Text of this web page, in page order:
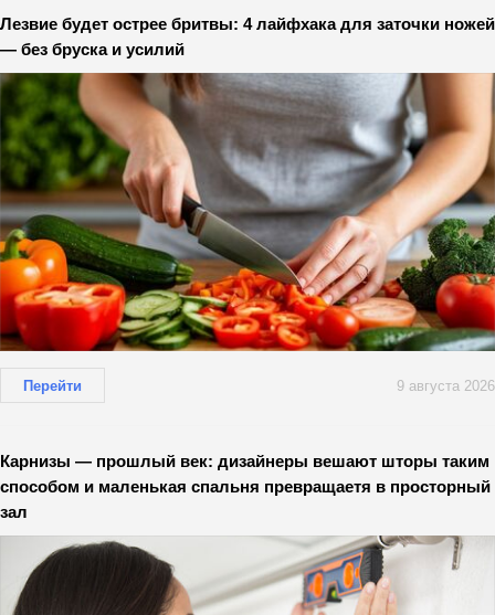
Лезвие будет острее бритвы: 4 лайфхака для заточки ножей
— без бруска и усилий
Перейти 9 августа 2026
Карнизы — прошлый век: дизайнеры вешают шторы таким
способом и маленькая спальня превращаетя в просторный
зал